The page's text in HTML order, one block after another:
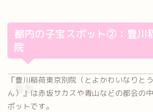
都内の子宝スポット②：豊川
院
『豊川稲荷東京別院（とよかわいなりと
ん）』は赤坂サカスや青山などの都会の
ポットです。